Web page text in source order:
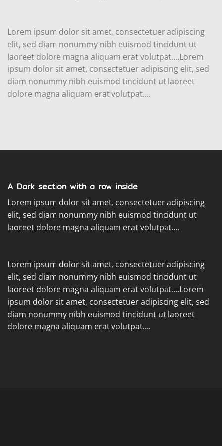
Lorem ipsum dolor sit amet, consectetuer adipiscing
elit, sed diam nonummy nibh euismod tincidunt ut
laoreet dolore magna aliquam erat volutpat….Lorem
ipsum dolor sit amet, consectetuer adipiscing elit, sed
diam nonummy nibh euismod tincidunt ut laoreet
dolore magna aliquam erat volutpat….
A Dark section with a row inside
Lorem ipsum dolor sit amet, consectetuer adipiscing
elit, sed diam nonummy nibh euismod tincidunt ut
laoreet dolore magna aliquam erat volutpat….
Lorem ipsum dolor sit amet, consectetuer adipiscing
elit, sed diam nonummy nibh euismod tincidunt ut
laoreet dolore magna aliquam erat volutpat….Lorem
ipsum dolor sit amet, consectetuer adipiscing elit, sed
diam nonummy nibh euismod tincidunt ut laoreet
dolore magna aliquam erat volutpat….